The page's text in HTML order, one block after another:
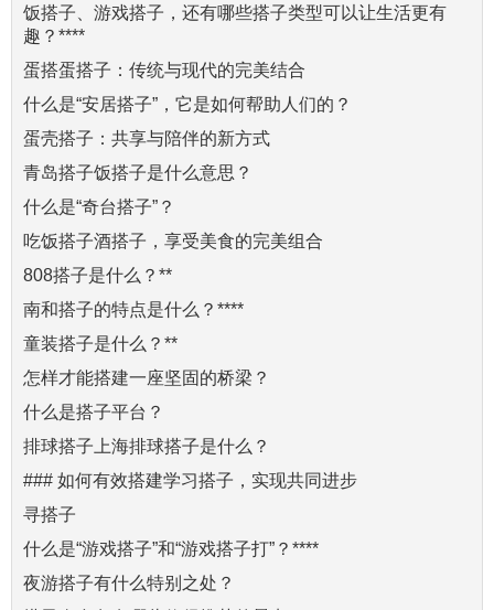
饭搭子、游戏搭子，还有哪些搭子类型可以让生活更有
趣？****
蛋搭蛋搭子：传统与现代的完美结合
什么是“安居搭子”，它是如何帮助人们的？
蛋壳搭子：共享与陪伴的新方式
青岛搭子饭搭子是什么意思？
什么是“奇台搭子”？
吃饭搭子酒搭子，享受美食的完美组合
808搭子是什么？**
南和搭子的特点是什么？****
童装搭子是什么？**
怎样才能搭建一座坚固的桥梁？
什么是搭子平台？
排球搭子上海排球搭子是什么？
### 如何有效搭建学习搭子，实现共同进步
寻搭子
什么是“游戏搭子”和“游戏搭子打”？****
夜游搭子有什么特别之处？